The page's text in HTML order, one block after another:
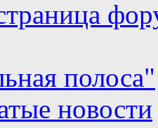
полоса"
новости